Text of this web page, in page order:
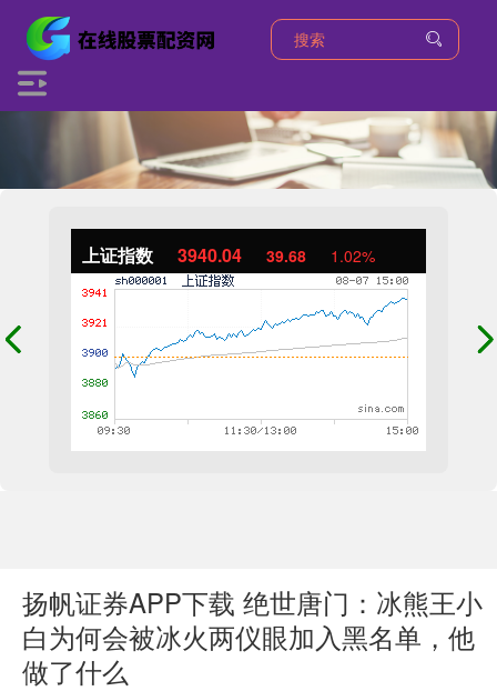
上证指数 3940.04 39.68 1.02%
扬帆证券APP下载 绝世唐门：冰熊王小
白为何会被冰火两仪眼加入黑名单，他
做了什么